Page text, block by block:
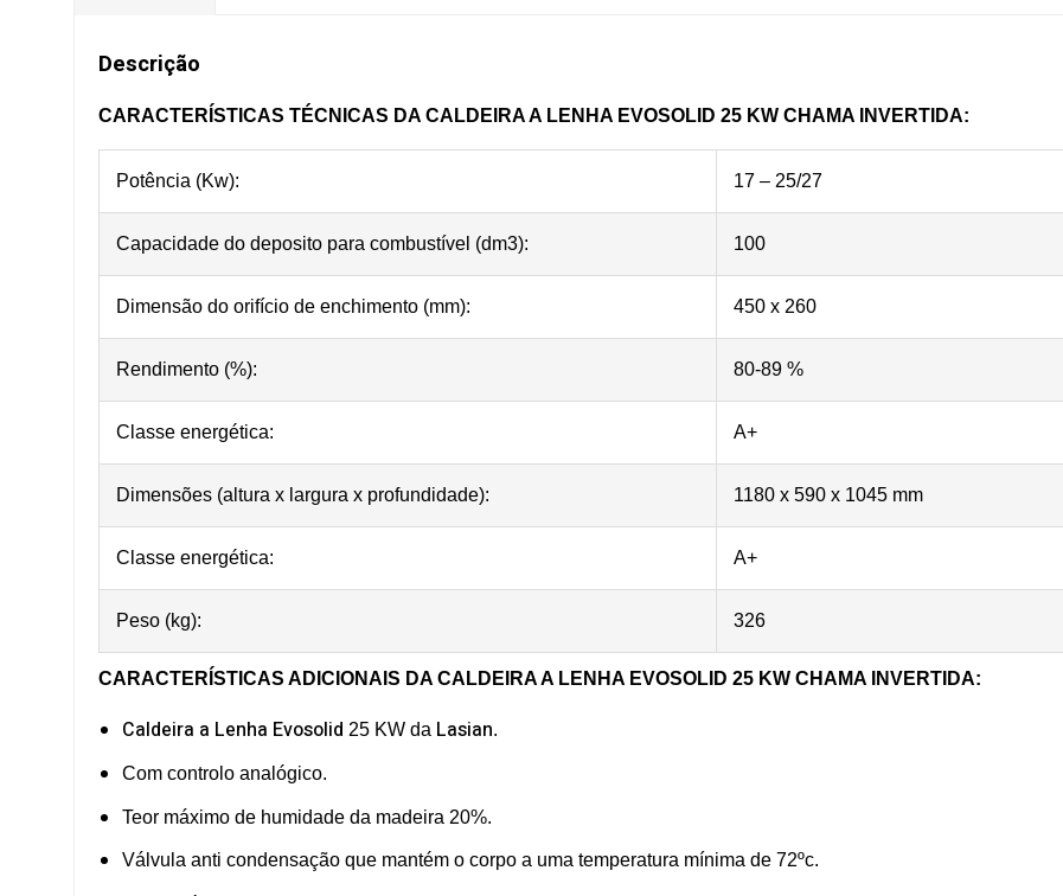
Descrição
CARACTERÍSTICAS TÉCNICAS DA CALDEIRA A LENHA EVOSOLID 25 KW CHAMA INVERTIDA:
Potência (Kw): 17 – 25/27
Capacidade do deposito para combustível (dm3): 100
Dimensão do orifício de enchimento (mm): 450 x 260
Rendimento (%): 80-89 %
Classe energética: A+
Dimensões (altura x largura x profundidade): 1180 x 590 x 1045 mm
Classe energética: A+
Peso (kg): 326
CARACTERÍSTICAS ADICIONAIS DA CALDEIRA A LENHA EVOSOLID 25 KW CHAMA INVERTIDA:
Caldeira a Lenha Evosolid 25 KW da Lasian.
Com controlo analógico.
Teor máximo de humidade da madeira 20%.
Válvula anti condensação que mantém o corpo a uma temperatura mínima de 72ºc.